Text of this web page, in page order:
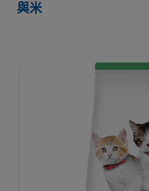
與米